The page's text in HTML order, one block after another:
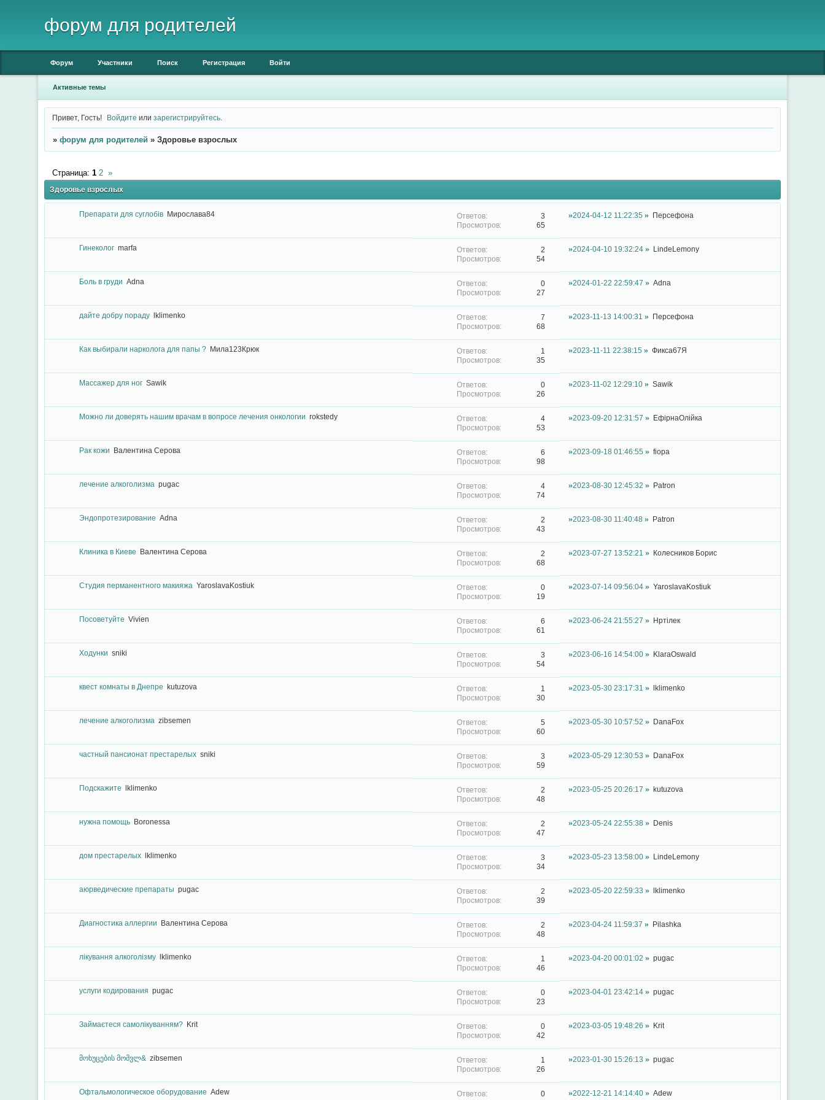
форум для родителей
Форум Участники Поиск Регистрация Войти
Активные темы
Привет, Гость! Войдите илизарегистрируйтесь
» форум для родителей » Здоровье взрослых
Здоровье взрослых
Страница: 1 2 »
Препарати для суглобів Мирослава84
3
65
2024-04-12 11:22:35 Персефона
Гинеколог marfa
2
54
2024-04-10 19:32:24 LindeLemony
Боль в груди Adna
0
27
2024-01-22 22:59:47 Adna
дайте добру пораду lklimenko
7
68
2023-11-13 14:00:31 Персефона
Как выбирали нарколога для папы ? Мила123Крюк
1
35
2023-11-11 22:38:15 Фикса67Я
Массажер для ног Sawik
0
26
2023-11-02 12:29:10 Sawik
Можно ли доверять нашим врачам в вопросе лечения онкологии rokstedy
4
53
2023-09-20 12:31:57 ЕфірнаОлійка
Рак кожи Валентина Серова
6
98
2023-09-18 01:46:55 fiopa
лечение алкоголизма pugac
4
74
2023-08-30 12:45:32 Patron
Эндопротезирование Adna
2
43
2023-08-30 11:40:48 Patron
Клиника в Киеве Валентина Серова
2
68
2023-07-27 13:52:21 Колесников Борис
Студия перманентного макияжа YaroslavaKostiuk
0
19
2023-07-14 09:56:04 YaroslavaKostiuk
Посоветуйте Vivien
6
61
2023-06-24 21:55:27 Нртілек
Ходунки sniki
3
54
2023-06-16 14:54:00 KlaraOswald
квест комнаты в Днепре kutuzova
1
30
2023-05-30 23:17:31 lklimenko
лечение алкоголизма zibsemen
5
60
2023-05-30 10:57:52 DanaFox
частный пансионат престарелых sniki
3
59
2023-05-29 12:30:53 DanaFox
Подскажите lklimenko
2
48
2023-05-25 20:26:17 kutuzova
нужна помощь Boronessa
2
47
2023-05-24 22:55:38 Denis
дом престарелых lklimenko
3
34
2023-05-23 13:58:00 LindeLemony
аюрведические препараты pugac
2
39
2023-05-20 22:59:33 lklimenko
Диагностика аллергии Валентина Серова
2
48
2023-04-24 11:59:37 Pilashka
лікування алкоголізму lklimenko
1
46
2023-04-20 00:01:02 pugac
услуги кодирования pugac
0
23
2023-04-01 23:42:14 pugac
Займаєтеся самолікуванням? Krit
0
42
2023-03-05 19:48:26 Krit
მოხუცების მომვლ& zibsemen
1
26
2023-01-30 15:26:13 pugac
Офтальмологическое оборудование Adew
0
2022-12-21 14:14:40 Adew